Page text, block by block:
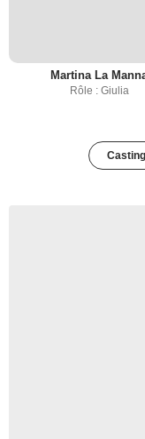
Martina La
Rôle : Giulia